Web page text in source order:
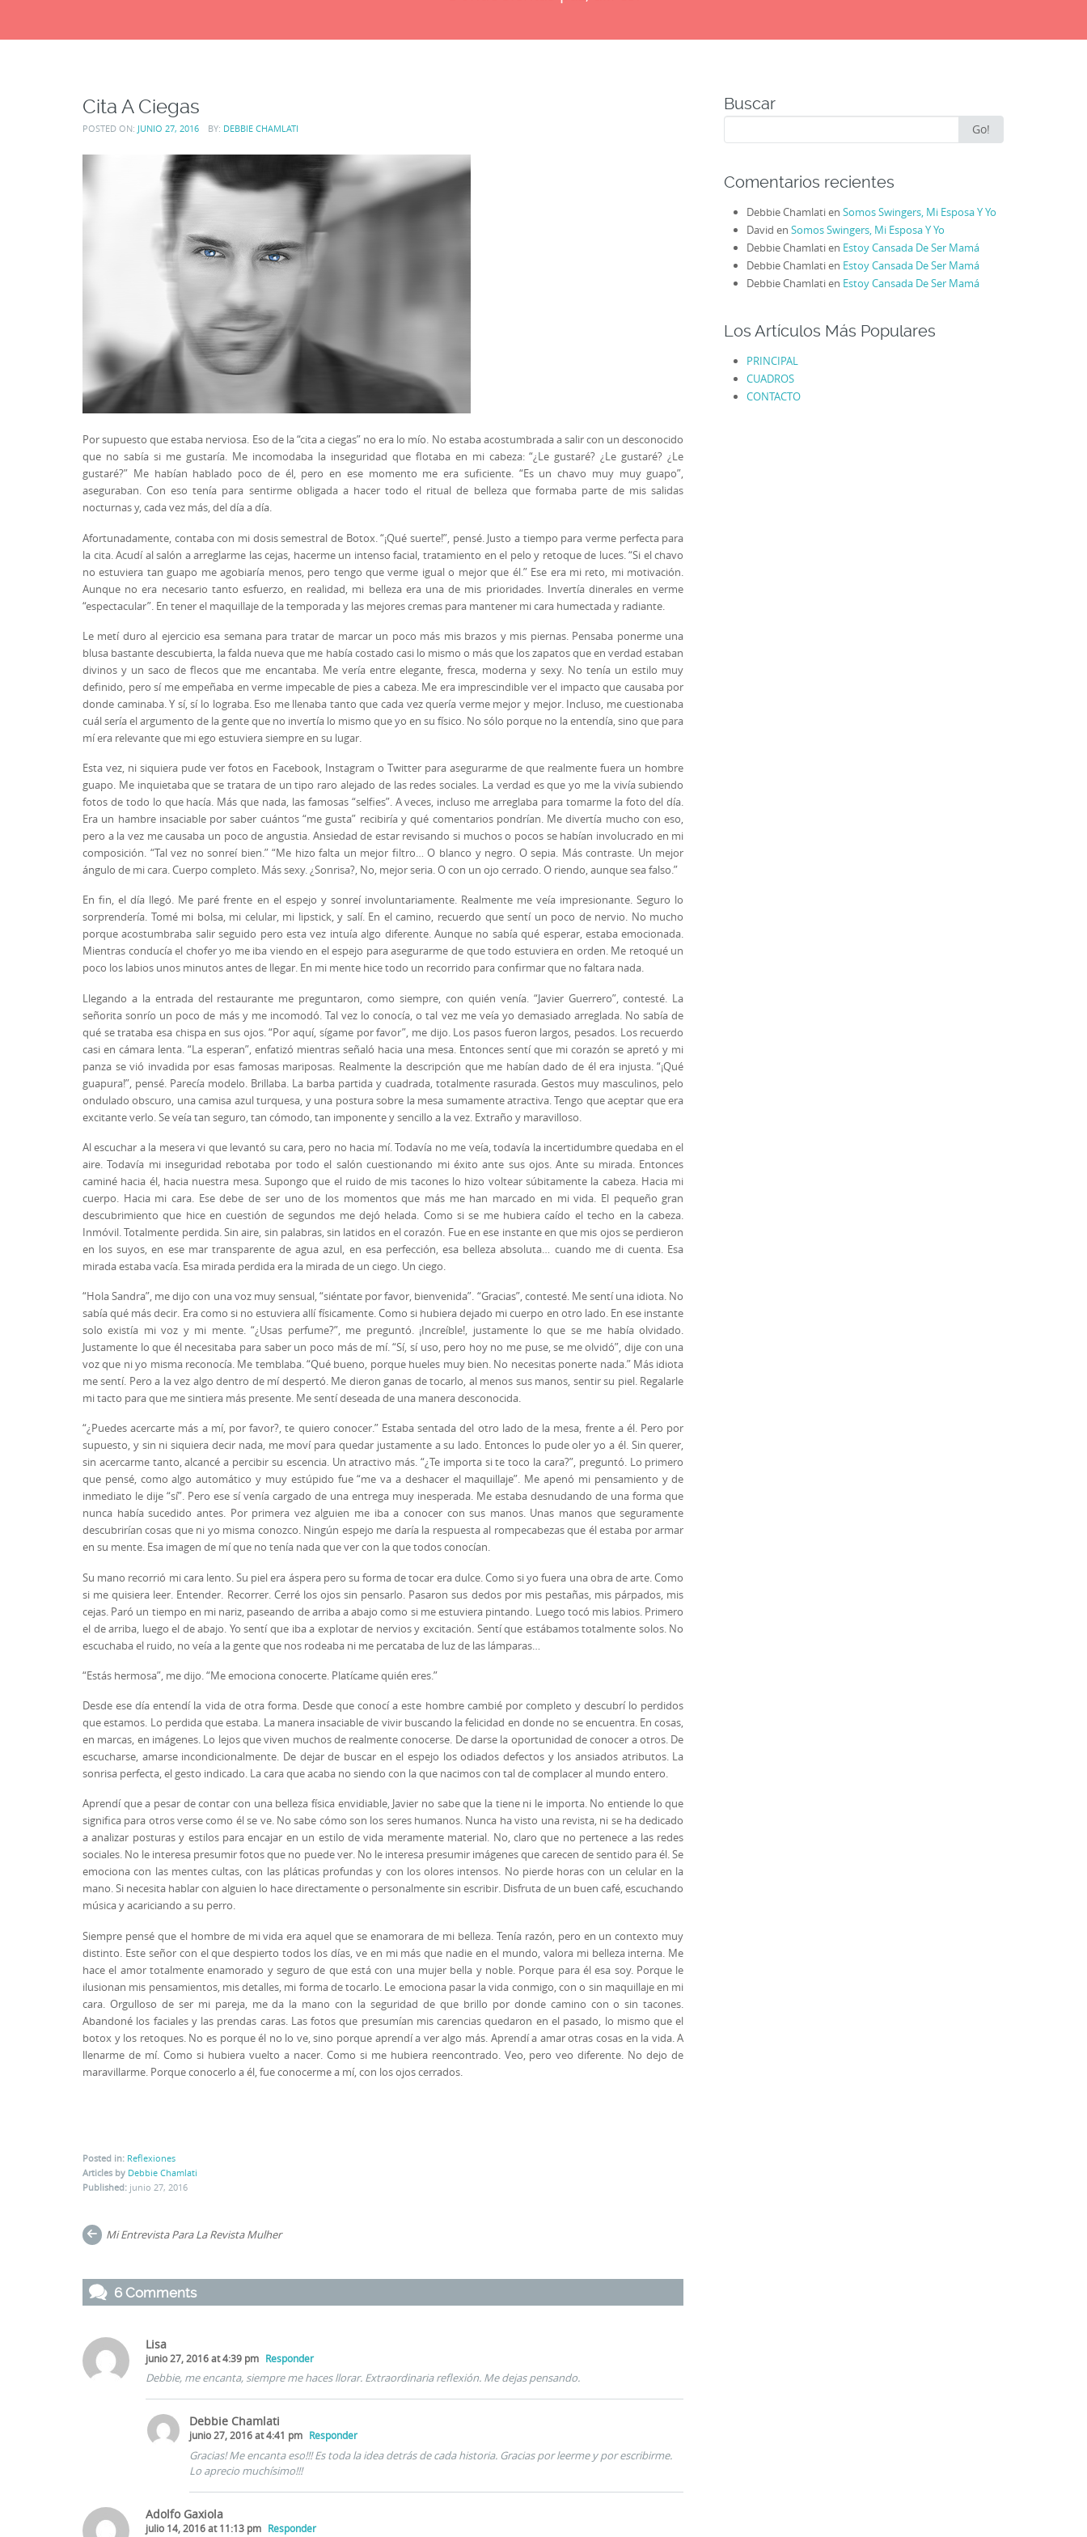
Cita A Ciegas
POSTED ON: JUNIO 27, 2016 BY: DEBBIE CHAMLATI
Por supuesto que estaba nerviosa. Eso de la “cita a ciegas” no era lo mío. No estaba acostumbrada a salir con un desconocido
que no sabía si me gustaría. Me incomodaba la inseguridad que flotaba en mi cabeza: “¿Le gustaré? ¿Le gustaré? ¿Le
gustaré?” Me habían hablado poco de él, pero en ese momento me era suficiente. “Es un chavo muy muy guapo”,
aseguraban. Con eso tenía para sentirme obligada a hacer todo el ritual de belleza que formaba parte de mis salidas
nocturnas y, cada vez más, del día a día.
Afortunadamente, contaba con mi dosis semestral de Botox. “¡Qué suerte!”, pensé. Justo a tiempo para verme perfecta para
la cita. Acudí al salón a arreglarme las cejas, hacerme un intenso facial, tratamiento en el pelo y retoque de luces. “Si el chavo
no estuviera tan guapo me agobiaría menos, pero tengo que verme igual o mejor que él.” Ese era mi reto, mi motivación.
Aunque no era necesario tanto esfuerzo, en realidad, mi belleza era una de mis prioridades. Invertía dinerales en verme
“espectacular”. En tener el maquillaje de la temporada y las mejores cremas para mantener mi cara humectada y radiante.
Le metí duro al ejercicio esa semana para tratar de marcar un poco más mis brazos y mis piernas. Pensaba ponerme una
blusa bastante descubierta, la falda nueva que me había costado casi lo mismo o más que los zapatos que en verdad estaban
divinos y un saco de flecos que me encantaba. Me vería entre elegante, fresca, moderna y sexy. No tenía un estilo muy
definido, pero sí me empeñaba en verme impecable de pies a cabeza. Me era imprescindible ver el impacto que causaba por
donde caminaba. Y sí, sí lo lograba. Eso me llenaba tanto que cada vez quería verme mejor y mejor. Incluso, me cuestionaba
cuál sería el argumento de la gente que no invertía lo mismo que yo en su físico. No sólo porque no la entendía, sino que para
mí era relevante que mi ego estuviera siempre en su lugar.
Esta vez, ni siquiera pude ver fotos en Facebook, Instagram o Twitter para asegurarme de que realmente fuera un hombre
guapo. Me inquietaba que se tratara de un tipo raro alejado de las redes sociales. La verdad es que yo me la vivía subiendo
fotos de todo lo que hacía. Más que nada, las famosas “selfies”. A veces, incluso me arreglaba para tomarme la foto del día.
Era un hambre insaciable por saber cuántos “me gusta” recibiría y qué comentarios pondrían. Me divertía mucho con eso,
pero a la vez me causaba un poco de angustia. Ansiedad de estar revisando si muchos o pocos se habían involucrado en mi
composición. “Tal vez no sonreí bien.” “Me hizo falta un mejor filtro… O blanco y negro. O sepia. Más contraste. Un mejor
ángulo de mi cara. Cuerpo completo. Más sexy. ¿Sonrisa?, No, mejor seria. O con un ojo cerrado. O riendo, aunque sea falso.”
En fin, el día llegó. Me paré frente en el espejo y sonreí involuntariamente. Realmente me veía impresionante. Seguro lo
sorprendería. Tomé mi bolsa, mi celular, mi lipstick, y salí. En el camino, recuerdo que sentí un poco de nervio. No mucho
porque acostumbraba salir seguido pero esta vez intuía algo diferente. Aunque no sabía qué esperar, estaba emocionada.
Mientras conducía el chofer yo me iba viendo en el espejo para asegurarme de que todo estuviera en orden. Me retoqué un
poco los labios unos minutos antes de llegar. En mi mente hice todo un recorrido para confirmar que no faltara nada.
Llegando a la entrada del restaurante me preguntaron, como siempre, con quién venía. “Javier Guerrero”, contesté. La
señorita sonrío un poco de más y me incomodó. Tal vez lo conocía, o tal vez me veía yo demasiado arreglada. No sabía de
qué se trataba esa chispa en sus ojos. “Por aquí, sígame por favor”, me dijo. Los pasos fueron largos, pesados. Los recuerdo
casi en cámara lenta. “La esperan”, enfatizó mientras señaló hacia una mesa. Entonces sentí que mi corazón se apretó y mi
panza se vió invadida por esas famosas mariposas. Realmente la descripción que me habían dado de él era injusta. “¡Qué
guapura!”, pensé. Parecía modelo. Brillaba. La barba partida y cuadrada, totalmente rasurada. Gestos muy masculinos, pelo
ondulado obscuro, una camisa azul turquesa, y una postura sobre la mesa sumamente atractiva. Tengo que aceptar que era
excitante verlo. Se veía tan seguro, tan cómodo, tan imponente y sencillo a la vez. Extraño y maravilloso.
Al escuchar a la mesera vi que levantó su cara, pero no hacia mí. Todavía no me veía, todavía la incertidumbre quedaba en el
aire. Todavía mi inseguridad rebotaba por todo el salón cuestionando mi éxito ante sus ojos. Ante su mirada. Entonces
caminé hacia él, hacia nuestra mesa. Supongo que el ruido de mis tacones lo hizo voltear súbitamente la cabeza. Hacia mi
cuerpo. Hacia mi cara. Ese debe de ser uno de los momentos que más me han marcado en mi vida. El pequeño gran
descubrimiento que hice en cuestión de segundos me dejó helada. Como si se me hubiera caído el techo en la cabeza.
Inmóvil. Totalmente perdida. Sin aire, sin palabras, sin latidos en el corazón. Fue en ese instante en que mis ojos se perdieron
en los suyos, en ese mar transparente de agua azul, en esa perfección, esa belleza absoluta… cuando me di cuenta. Esa
mirada estaba vacía. Esa mirada perdida era la mirada de un ciego. Un ciego.
“Hola Sandra”, me dijo con una voz muy sensual, “siéntate por favor, bienvenida”. “Gracias”, contesté. Me sentí una idiota. No
sabía qué más decir. Era como si no estuviera allí físicamente. Como si hubiera dejado mi cuerpo en otro lado. En ese instante
solo existía mi voz y mi mente. “¿Usas perfume?”, me preguntó. ¡Increíble!, justamente lo que se me había olvidado.
Justamente lo que él necesitaba para saber un poco más de mí. “Sí, sí uso, pero hoy no me puse, se me olvidó”, dije con una
voz que ni yo misma reconocía. Me temblaba. “Qué bueno, porque hueles muy bien. No necesitas ponerte nada.” Más idiota
me sentí. Pero a la vez algo dentro de mí despertó. Me dieron ganas de tocarlo, al menos sus manos, sentir su piel. Regalarle
mi tacto para que me sintiera más presente. Me sentí deseada de una manera desconocida.
“¿Puedes acercarte más a mí, por favor?, te quiero conocer.” Estaba sentada del otro lado de la mesa, frente a él. Pero por
supuesto, y sin ni siquiera decir nada, me moví para quedar justamente a su lado. Entonces lo pude oler yo a él. Sin querer,
sin acercarme tanto, alcancé a percibir su escencia. Un atractivo más. “¿Te importa si te toco la cara?”, preguntó. Lo primero
que pensé, como algo automático y muy estúpido fue “me va a deshacer el maquillaje”. Me apenó mi pensamiento y de
inmediato le dije “sí”. Pero ese sí venía cargado de una entrega muy inesperada. Me estaba desnudando de una forma que
nunca había sucedido antes. Por primera vez alguien me iba a conocer con sus manos. Unas manos que seguramente
descubrirían cosas que ni yo misma conozco. Ningún espejo me daría la respuesta al rompecabezas que él estaba por armar
en su mente. Esa imagen de mí que no tenía nada que ver con la que todos conocían.
Su mano recorrió mi cara lento. Su piel era áspera pero su forma de tocar era dulce. Como si yo fuera una obra de arte. Como
si me quisiera leer. Entender. Recorrer. Cerré los ojos sin pensarlo. Pasaron sus dedos por mis pestañas, mis párpados, mis
cejas. Paró un tiempo en mi nariz, paseando de arriba a abajo como si me estuviera pintando. Luego tocó mis labios. Primero
el de arriba, luego el de abajo. Yo sentí que iba a explotar de nervios y excitación. Sentí que estábamos totalmente solos. No
escuchaba el ruido, no veía a la gente que nos rodeaba ni me percataba de luz de las lámparas…
“Estás hermosa”, me dijo. “Me emociona conocerte. Platícame quién eres.”
Desde ese día entendí la vida de otra forma. Desde que conocí a este hombre cambié por completo y descubrí lo perdidos
que estamos. Lo perdida que estaba. La manera insaciable de vivir buscando la felicidad en donde no se encuentra. En cosas,
en marcas, en imágenes. Lo lejos que viven muchos de realmente conocerse. De darse la oportunidad de conocer a otros. De
escucharse, amarse incondicionalmente. De dejar de buscar en el espejo los odiados defectos y los ansiados atributos. La
sonrisa perfecta, el gesto indicado. La cara que acaba no siendo con la que nacimos con tal de complacer al mundo entero.
Aprendí que a pesar de contar con una belleza física envidiable, Javier no sabe que la tiene ni le importa. No entiende lo que
significa para otros verse como él se ve. No sabe cómo son los seres humanos. Nunca ha visto una revista, ni se ha dedicado
a analizar posturas y estilos para encajar en un estilo de vida meramente material. No, claro que no pertenece a las redes
sociales. No le interesa presumir fotos que no puede ver. No le interesa presumir imágenes que carecen de sentido para él. Se
emociona con las mentes cultas, con las pláticas profundas y con los olores intensos. No pierde horas con un celular en la
mano. Si necesita hablar con alguien lo hace directamente o personalmente sin escribir. Disfruta de un buen café, escuchando
música y acariciando a su perro.
Siempre pensé que el hombre de mi vida era aquel que se enamorara de mi belleza. Tenía razón, pero en un contexto muy
distinto. Este señor con el que despierto todos los días, ve en mi más que nadie en el mundo, valora mi belleza interna. Me
hace el amor totalmente enamorado y seguro de que está con una mujer bella y noble. Porque para él esa soy. Porque le
ilusionan mis pensamientos, mis detalles, mi forma de tocarlo. Le emociona pasar la vida conmigo, con o sin maquillaje en mi
cara. Orgulloso de ser mi pareja, me da la mano con la seguridad de que brillo por donde camino con o sin tacones.
Abandoné los faciales y las prendas caras. Las fotos que presumían mis carencias quedaron en el pasado, lo mismo que el
botox y los retoques. No es porque él no lo ve, sino porque aprendí a ver algo más. Aprendí a amar otras cosas en la vida. A
llenarme de mí. Como si hubiera vuelto a nacer. Como si me hubiera reencontrado. Veo, pero veo diferente. No dejo de
maravillarme. Porque conocerlo a él, fue conocerme a mí, con los ojos cerrados.
Posted in: Reflexiones
Articles by Debbie Chamlati
Published: junio 27, 2016
PostMi Entrevista Para La Revista Mulher
6 Comments
Lisa
junio 27, 2016 at 4:39 pm Responder
Debbie, me encanta, siempre me haces llorar. Extraordinaria reflexión. Me dejas pensando.
Debbie Chamlati
junio 27, 2016 at 4:41 pm Responder
Gracias! Me encanta eso!!! Es toda la idea detrás de cada historia. Gracias por leerme y por escribirme.
Lo aprecio muchísimo!!!
Adolfo Gaxiola
julio 14, 2016 at 11:13 pm Responder
Buscar
for:
Go!
Comentarios recientes
Debbie Chamlatien Somos Swingers, Mi Esposa Y Yo
David en Somos Swingers, Mi Esposa Y Yo
Debbie Chamlatien Estoy Cansada De Ser Mamá
Debbie Chamlatien Estoy Cansada De Ser Mamá
Debbie Chamlatien Estoy Cansada De Ser Mamá
Los Artículos Más Populares
PRINCIPAL
CUADROS
CONTACTO